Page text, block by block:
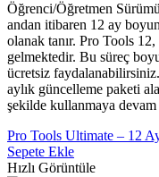
Öğrenci/Öğretmen
andan itibaren 12 ay
olanak tanır. Pro Tools
gelmektedir. Bu süreç
ücretsiz
aylık güncelleme paketi
şekilde kullanmaya
Pro Tools Ultimate – 12
Sepete Ekle
Hızlı Görüntüle